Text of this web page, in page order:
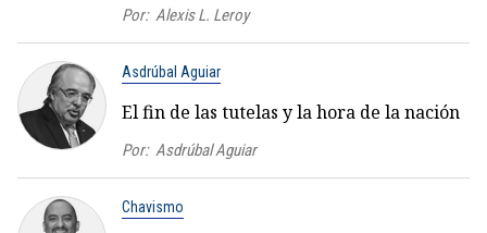
Por: Alexis L. Leroy
Asdrúbal Aguiar
El fin de las tutelas y la hora de la nación
Por: Asdrúbal Aguiar
Chavismo